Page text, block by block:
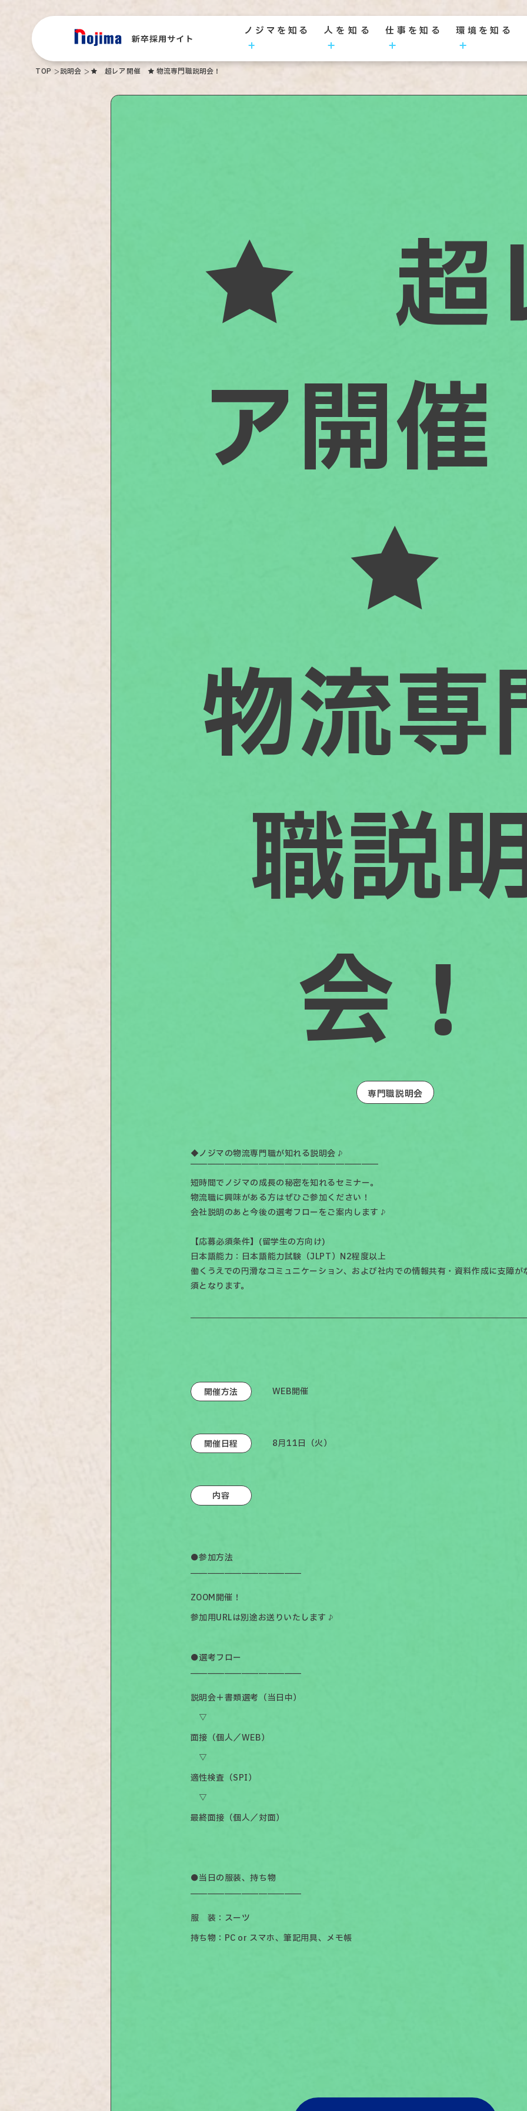
ノジマを知る 人を知る 仕事を知る 環境を知る
TOP 説明会 ★ 超レア開催 ★ 物流専門職説明会！
★ 超
ア開
★
物流専
職説
会！
専門職説明会
◆ノジマの物流専門職が知れる説明会♪
￣￣￣￣￣￣￣￣￣￣￣￣￣￣￣￣￣￣￣￣￣￣
短時間でノジマの成長の秘密を知れるセミナー。
物流職に興味がある方はぜひご参加ください！
会社説明のあと今後の選考フローをご案内します♪
【応募必須条件】(留学生の方向け)
日本語能力：日本語能力試験（JLPT）N2程度以上
働くうえでの円滑なコミュニケーション、および社内での情報共有・資料作成に支障
須となります。
開催方法 WEB開催
開催日程 8月11日（火）
内容
●参加方法
￣￣￣￣￣￣￣￣￣￣￣￣￣
ZOOM開催！
参加用URLは別途お送りいたします♪
●選考フロー
￣￣￣￣￣￣￣￣￣￣￣￣￣
説明会＋書類選考（当日中）
▽
面接（個人／WEB）
▽
適性検査（SPI）
▽
最終面接（個人／対面）
●当日の服装、持ち物
￣￣￣￣￣￣￣￣￣￣￣￣￣
服 装：スーツ
持ち物：PC or スマホ、筆記用具、メモ帳